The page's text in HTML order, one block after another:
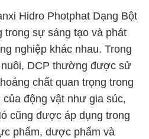
Hidro Photphat Dạng Bột
trong sự sáng tạo và phát
nghiệp khác nhau. Trong
DCP thường được sử
chất quan trọng trong
động vật như gia súc,
cũng được áp dụng trong
phẩm, dược phẩm và